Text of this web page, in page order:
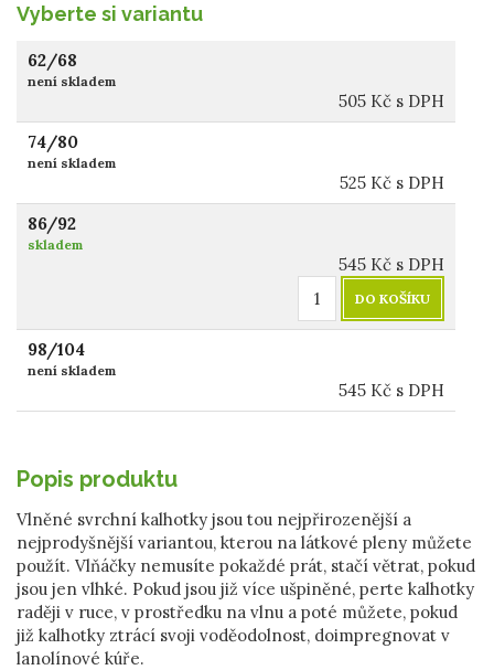
Vyberte si variantu
62/68
není skladem
505 Kč s DPH
74/80
není skladem
525 Kč s DPH
86/92
skladem
545 Kč s DPH
DO KOŠÍKU
98/104
není skladem
545 Kč s DPH
Popis produktu
Vlněné svrchní kalhotky jsou tou nejpřirozenější a
nejprodyšnější variantou, kterou na látkové pleny můžete
použít. Vlňáčky nemusíte pokaždé prát, stačí větrat, pokud
jsou jen vlhké. Pokud jsou již více ušpiněné, perte kalhotky
raději v ruce, v prostředku na vlnu a poté můžete, pokud
již kalhotky ztrácí svoji voděodolnost, doimpregnovat v
lanolínové kúře.